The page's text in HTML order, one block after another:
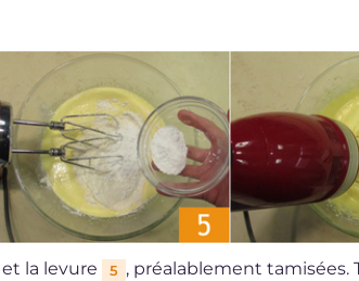
et la levure 5 , préalablement tamisées.